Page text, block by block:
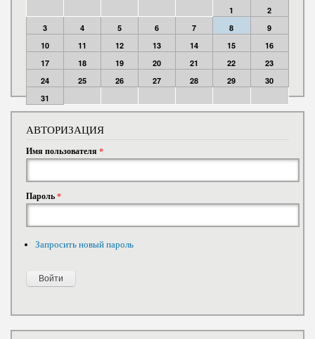
1
2
3
4 5 6 7 8
9
10
11 12 13 14 15
16
17
18 19 20 21 22
23
24
25 26 27 28 29
30
31
АВТОРИЗАЦИЯ
Имя пользователя *
Пароль*
Запросить новый пароль